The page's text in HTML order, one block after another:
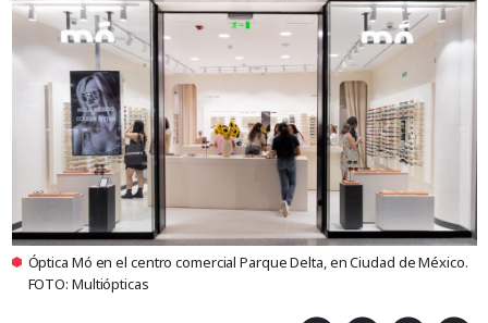
Óptica Mó en el centro comercial Parque Delta, en Ciudad de México.
FOTO: Multiópticas